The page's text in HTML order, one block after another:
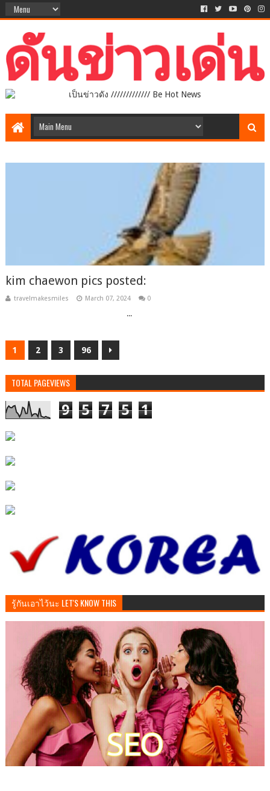
เป็นข่าวดัง ///////////// Be Hot News
kim chaewon pics posted:
travelmakesmiles March 07, 2024 0
‌ ‌ ‌ ‌ ‌ ‌ ‌ ‌ ‌ ‌ ‌ ‌ ‌ ‌ ‌ ‌ ‌ ‌ ‌ ‌ ‌ ‌ ‌ ‌ ‌ ‌ ‌ ‌ ‌ ‌ ‌ ‌ ‌ ‌ ‌ ‌ ‌ ‌ ‌ ‌ ‌ ‌ ‌ ‌ ‌ ‌ ‌ ‌ ‌ ‌ ‌ ‌ ‌ ‌ ‌ ‌ ‌ ‌ ‌ ‌ ‌ ‌ ‌ ‌ ‌ ‌ ‌...
1 2 3 96
TOTAL PAGEVIEWS
9 5 7 5 1
รู้กันเอาไว้นะ LET'S KNOW THIS